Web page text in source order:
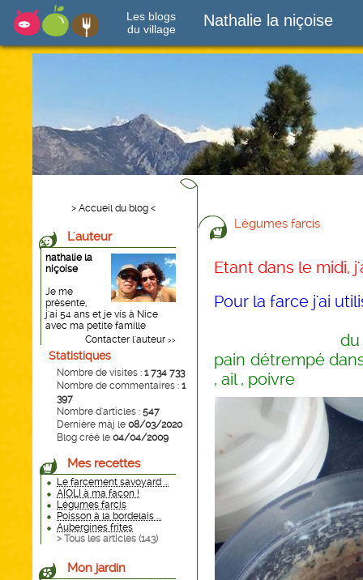
Les blogs
du village
Nathalie la niçoise
> Accueil du blog <
L'auteur
nathalie la
niçoise
Je me
présente,
j'ai 54 ans et je vis à Nice
avec ma petite famille
Contacter l'auteur >>
Statistiques
Nombre de visites : 1 734 733
Nombre de commentaires : 1
397
Nombre d'articles : 547
Dernière màj le 08/03/2020
Blog créé le 04/04/2009
Mes recettes
Le farcement savoyard ...
AÏOLI à ma façon !
Légumes farcis
Poisson à la bordelais ...
Aubergines frites
> Tous les articles (143)
Mon jardin
Légumes farcis
Etant dans le midi,
Pour la farce j'ai
du blanc de
pain détrempé
, ail , poivre